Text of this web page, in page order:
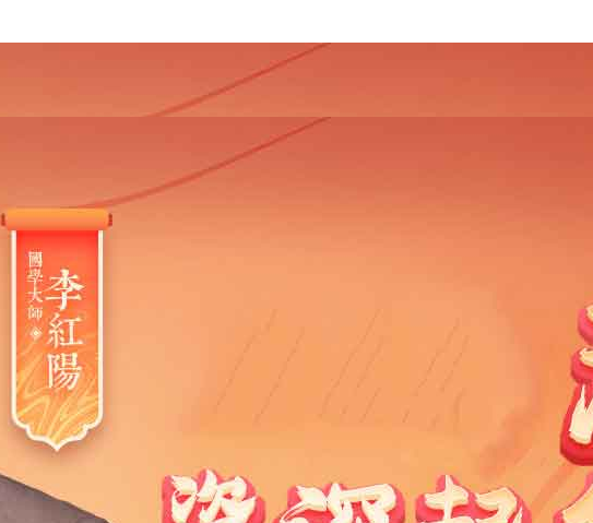
2012
2007
1992 1990 1989 1988 1987 1986 1985
1984
1969 1968 1967 1966 1965 1964 1963
1962